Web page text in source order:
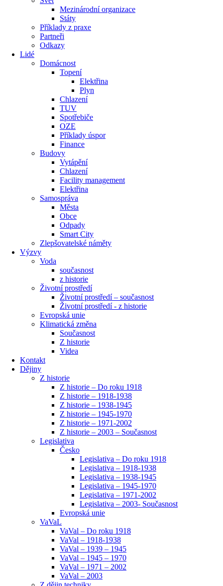
Mezinárodní organizace
Státy
Příklady z praxe
Partneři
Odkazy
Lidé
Domácnost
Topení
Elektřina
Plyn
Chlazení
TUV
Spotřebiče
OZE
Příklady úspor
Finance
Budovy
Vytápění
Chlazení
Facility management
Elektřina
Samospráva
Města
Obce
Odpady
Smart City
Zlepšovatelské náměty
Výzvy
Voda
současnost
z historie
Životní prostředí
Životní prostředí – současnost
Životní prostředí ​- z historie
Evropská unie
Klimatická změna
Současnost
Z historie
Videa
Kontakt
Dějiny
Z historie
Z historie – Do roku 1918
Z historie – 1918-1938
Z historie – 1938-1945
Z historie – 1945-1970
Z historie – 1971-2002
Z historie – 2003 – Současnost
Legislativa
Česko
Legislativa – Do roku 1918
Legislativa – 1918-1938
Legislativa – 1938-1945
Legislativa – 1945-1970
Legislativa – 1971-2002
Legislativa – 2003- Současnost
Evropská unie
VaVaL
VaVal – Do roku 1918
VaVal – 1918-1938
VaVal – 1939 – 1945
VaVal – 1945 – 1970
VaVal – 1971 – 2002
VaVal – 2003